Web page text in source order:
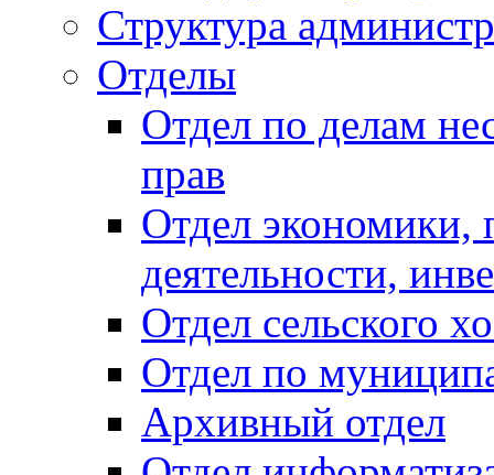
Структура
Отделы
Отдел по делам
прав
Отдел экономики,
деятельности,
Отдел сельского
Отдел по
Архивный отдел